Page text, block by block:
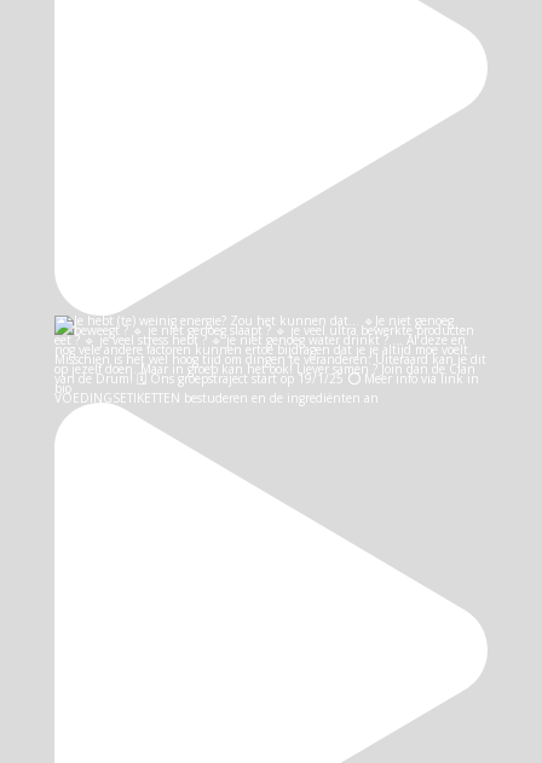
VOEDINGSETIKETTEN bestuderen en de ingrediënten an